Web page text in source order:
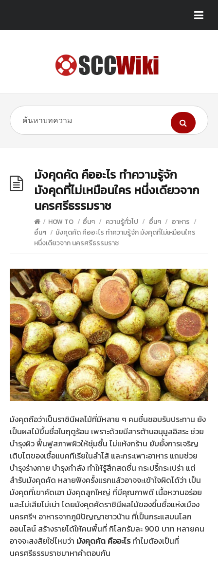
มังคุดคัด คืออะไร ทำความรู้จัก
มังคุดที่ไม่เหมือนใคร หนึ่งเดียวจาก
นครศรีธรรมราช
/ HOW TO / อื่นๆ / ความรู้ทั่วไป / อื่นๆ / อาหาร /
อื่นๆ / มังคุดคัด คืออะไร ทำความรู้จัก มังคุดที่ไม่เหมือนใคร
หนึ่งเดียวจาก นครศรีธรรมราช
มังคุดถือว่าเป็นราชินีผลไม้ที่มีหลาย ๆ คนชื่นชอบรับประทาน ยัง
เป็นผลไม้ขึ้นชื่อในฤดูร้อน เพราะด้วยมีสารต้านอนุมูลอิสระ ช่วย
บำรุงผิว ฟื้นฟูสภาพผิวให้ชุ่มชื้น ไม่แห้งกร้าน ยับยั้งการเจริญ
เติบโตของเชื้อแบคทีเรียในลำไส้ และกระเพาะอาหาร แถมช่วย
บำรุงร่างกาย บำรุงกำลัง ทำให้รู้สึกสดชื่น กระปรี้กระเปร่า แต่
สำรับมังคุดคัด หลายฟังครั้งแรกแล้วอาจจะเข้าใจผิดได้ว่า เป็น
มังคุดที่เขาคัดเอา มังคุดลูกใหญ่ ที่มีคุณภาพดี เนื้อหวานอร่อย
และไม่เสียไม่เน่า โดยมังคุดคัดราชินีผลไม้ของขึ้นชื่อแห่งเมือง
นครศรีฯ อาหารจากภูมิปัญญาชาวบ้าน ที่เป็นกระแสบนโลก
ออนไลน์ สร้างรายได้ให้คนพื้นที่ กิโลกรัมละ 900 บาท หลายคน
อาจจะสงสัยใช่ไหมว่า มังคุดคัด คืออะไรทำไมต้องเป็นที่
นครศรีธรรมราชมาหาคำตอบกัน